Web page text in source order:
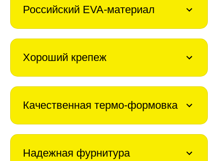
Российский EVA-материал
Хороший крепеж
Качественная термо-формовка
Надежная фурнитура